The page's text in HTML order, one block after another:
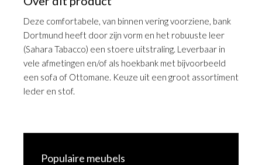
Populaire meubels
Deze comfortabele, van binnen vering voorziene, bank
Dortmund heeft door zijn vorm en het robuuste leer
(Sahara Tabacco) een stoere uitstraling. Leverbaar in
vele afmetingen en/of als hoekbank met bijvoorbeeld
een sofa of Ottomane. Keuze uit een groot assortiment
leder en stof.